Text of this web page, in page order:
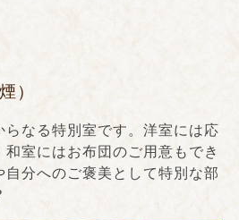
）
らなる特別室です。洋室には応
室にはお布団のご用意もでき
自分へのご褒美として特別な部